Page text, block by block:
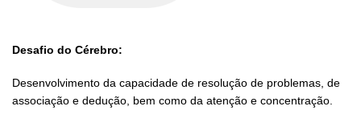
Desafio do Cérebro:
Desenvolvimento da capacidade de resolução de problemas, de
associação e dedução, bem como da atenção e concentração.